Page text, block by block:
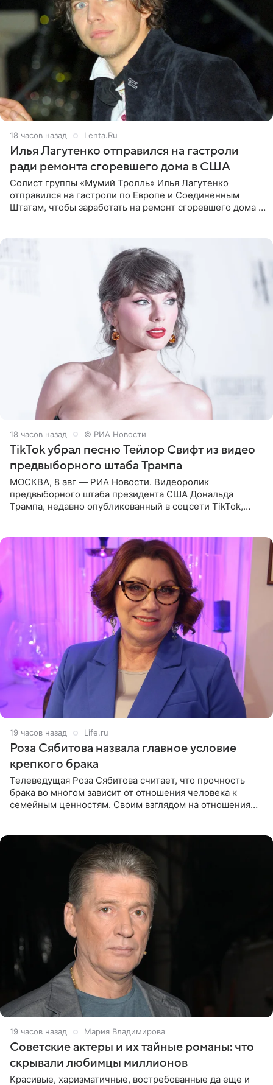
18 часов назад Lenta.Ru
Илья Лагутенко отправился на гастроли
ради ремонта сгоревшего дома в США
Солист группы «Мумий Тролль» Илья Лагутенко
отправился на гастроли по Европе и Соединенным
Штатам, чтобы заработать на ремонт сгоревшего дома в
18 часов назад © РИА Новости
TikTok убрал песню Тейлор Свифт из видео
предвыборного штаба Трампа
МОСКВА, 8 авг — РИА Новости. Видеоролик
предвыборного штаба президента США Дональда
Трампа, недавно опубликованный в соцсети TikTok,
19 часов назад Life.ru
Роза Сябитова назвала главное условие
крепкого брака
Телеведущая Роза Сябитова считает, что прочность
брака во многом зависит от отношения человека к
семейным ценностям. Своим взглядом на отношения
19 часов назад Мария Владимирова
Советские актеры и их тайные романы: что
скрывали любимцы миллионов
Красивые, харизматичные, востребованные да еще и